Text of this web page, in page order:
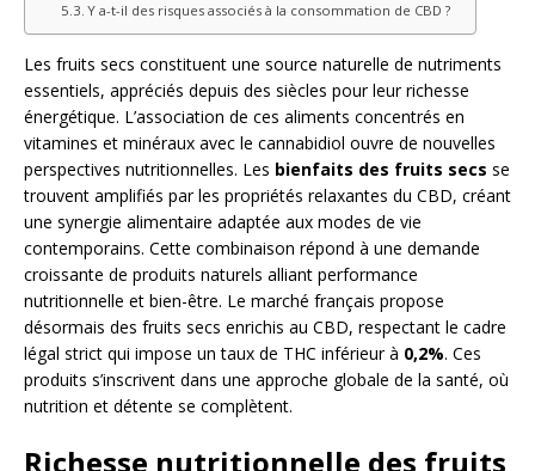
Y a-t-il des risques associés à la consommation de CBD ?
Les fruits secs constituent une source naturelle de nutriments
essentiels, appréciés depuis des siècles pour leur richesse
énergétique. L’association de ces aliments concentrés en
vitamines et minéraux avec le cannabidiol ouvre de nouvelles
perspectives nutritionnelles. Les bienfaits des fruits secs se
trouvent amplifiés par les propriétés relaxantes du CBD, créant
une synergie alimentaire adaptée aux modes de vie
contemporains. Cette combinaison répond à une demande
croissante de produits naturels alliant performance
nutritionnelle et bien-être. Le marché français propose
désormais des fruits secs enrichis au CBD, respectant le cadre
légal strict qui impose un taux de THC inférieur à 0,2%. Ces
produits s’inscrivent dans une approche globale de la santé, où
nutrition et détente se complètent.
Richesse nutritionnelle des fruits